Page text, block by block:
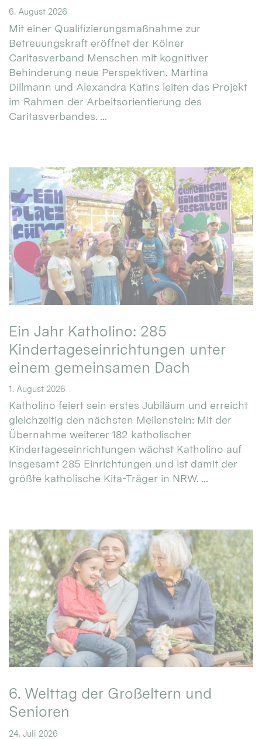
6. August 2026
Mit einer Qualifizierungsmaßnahme zur
Betreuungskraft eröffnet der Kölner
Caritasverband Menschen mit kognitiver
Behinderung neue Perspektiven. Martina
Dillmann und Alexandra Katins leiten das Projekt
im Rahmen der Arbeitsorientierung des
Caritasverbandes. ...
Ein Jahr Katholino: 285
Kindertageseinrichtungen unter
einem gemeinsamen Dach
1. August 2026
Katholino feiert sein erstes Jubiläum und erreicht
gleichzeitig den nächsten Meilenstein: Mit der
Übernahme weiterer 182 katholischer
Kindertageseinrichtungen wächst Katholino auf
insgesamt 285 Einrichtungen und ist damit der
größte katholische Kita-Träger in NRW. ...
6. Welttag der Großeltern und
Senioren
24. Juli 2026